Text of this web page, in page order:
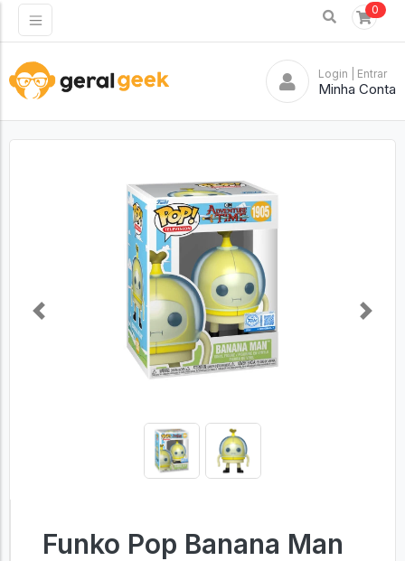
0
Login | Entrar
Minha Conta
Previous Next
Funko Pop Banana Man